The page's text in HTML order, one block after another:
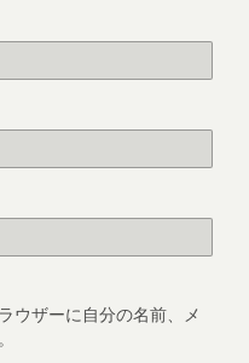
ウザーに自分の名前、メ